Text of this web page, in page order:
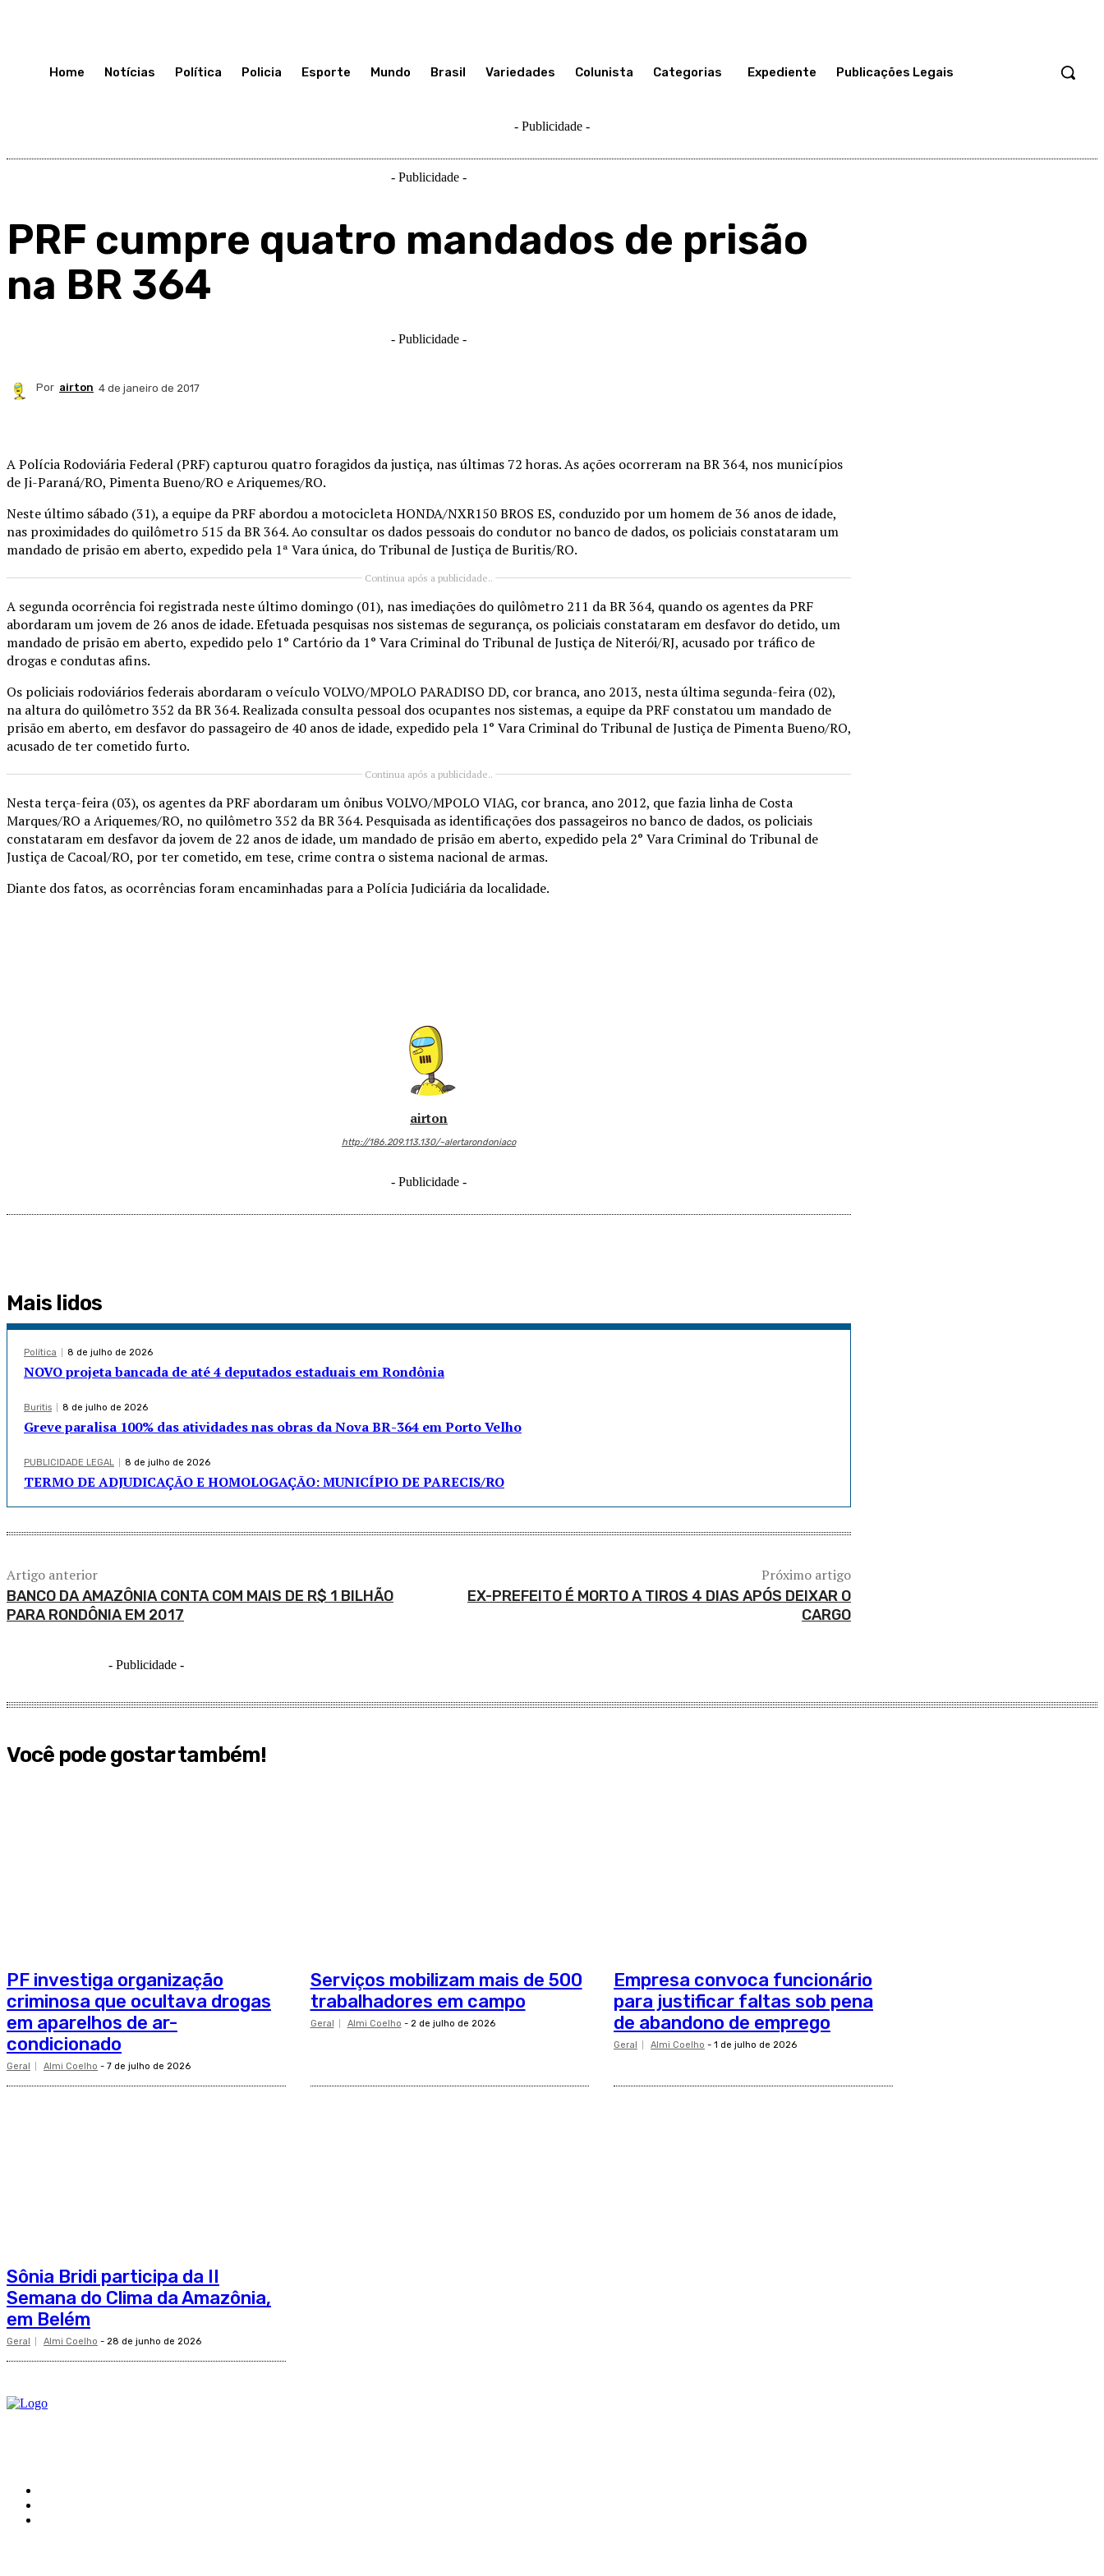
Home Notícias Política Policia Esporte Mundo Brasil Variedades Colunista Categorias Expediente Publicações Legais
- Publicidade -
- Publicidade -
PRF cumpre quatro mandados de prisão
na BR 364
- Publicidade -
Por airton 4 de janeiro de 2017
A Polícia Rodoviária Federal (PRF) capturou quatro foragidos da justiça, nas últimas 72 horas. As ações ocorreram na BR 364, nos municípios
de Ji-Paraná/RO, Pimenta Bueno/RO e Ariquemes/RO.
Neste último sábado (31), a equipe da PRF abordou a motocicleta HONDA/NXR150 BROS ES, conduzido por um homem de 36 anos de idade,
nas proximidades do quilômetro 515 da BR 364. Ao consultar os dados pessoais do condutor no banco de dados, os policiais constataram um
mandado de prisão em aberto, expedido pela 1ª Vara única, do Tribunal de Justiça de Buritis/RO.
Continua após a publicidade..
A segunda ocorrência foi registrada neste último domingo (01), nas imediações do quilômetro 211 da BR 364, quando os agentes da PRF
abordaram um jovem de 26 anos de idade. Efetuada pesquisas nos sistemas de segurança, os policiais constataram em desfavor do detido, um
mandado de prisão em aberto, expedido pelo 1° Cartório da 1° Vara Criminal do Tribunal de Justiça de Niterói/RJ, acusado por tráfico de
drogas e condutas afins.
Os policiais rodoviários federais abordaram o veículo VOLVO/MPOLO PARADISO DD, cor branca, ano 2013, nesta última segunda-feira (02),
na altura do quilômetro 352 da BR 364. Realizada consulta pessoal dos ocupantes nos sistemas, a equipe da PRF constatou um mandado de
prisão em aberto, em desfavor do passageiro de 40 anos de idade, expedido pela 1° Vara Criminal do Tribunal de Justiça de Pimenta Bueno/RO,
acusado de ter cometido furto.
Continua após a publicidade..
Nesta terça-feira (03), os agentes da PRF abordaram um ônibus VOLVO/MPOLO VIAG, cor branca, ano 2012, que fazia linha de Costa
Marques/RO a Ariquemes/RO, no quilômetro 352 da BR 364. Pesquisada as identificações dos passageiros no banco de dados, os policiais
constataram em desfavor da jovem de 22 anos de idade, um mandado de prisão em aberto, expedido pela 2° Vara Criminal do Tribunal de
Justiça de Cacoal/RO, por ter cometido, em tese, crime contra o sistema nacional de armas.
Diante dos fatos, as ocorrências foram encaminhadas para a Polícia Judiciária da localidade.
airton
http://186.209.113.130/~alertarondoniaco
- Publicidade -
Mais lidos
Política 8 de julho de 2026
NOVO projeta bancada de até 4 deputados estaduais em Rondônia
Buritis 8 de julho de 2026
Greve paralisa 100% das atividades nas obras da Nova BR-364 em Porto Velho
PUBLICIDADE LEGAL 8 de julho de 2026
TERMO DE ADJUDICAÇÃO E HOMOLOGAÇÃO: MUNICÍPIO DE PARECIS/RO
Artigo anterior
BANCO DA AMAZÔNIA CONTA COM MAIS DE R$ 1 BILHÃO
PARA RONDÔNIA EM 2017
Próximo artigo
EX-PREFEITO É MORTO A TIROS 4 DIAS APÓS DEIXAR O
CARGO
- Publicidade -
Você pode gostar também!
PF investiga organização
criminosa que ocultava drogas
em aparelhos de ar-
condicionado
Geral Almi Coelho - 7 de julho de 2026
Serviços mobilizam mais de 500
trabalhadores em campo
Geral Almi Coelho - 2 de julho de 2026
Empresa convoca funcionário
para justificar faltas sob pena
de abandono de emprego
Geral Almi Coelho - 1 de julho de 2026
Sônia Bridi participa da II
Semana do Clima da Amazônia,
em Belém
Geral Almi Coelho - 28 de junho de 2026